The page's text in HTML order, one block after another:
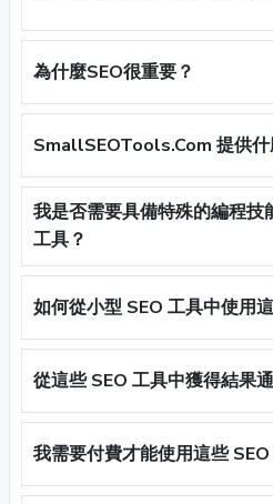
為什麼SEO很重要？
SmallSEOTools.Com 提供什
我是否需要具備特殊的編程技
工具？
如何從小型 SEO 工具中使用
從這些 SEO 工具中獲得結果
我需要付費才能使用這些 SEO